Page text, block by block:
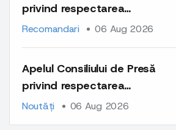
privind respectarea
normelor deontologice la
comunicatelor de presă
Recomandari 06 Aug 2026
Apelul Consiliului de Presă
privind respectarea
normelor deontologice la
Noutăți 06 Aug 2026